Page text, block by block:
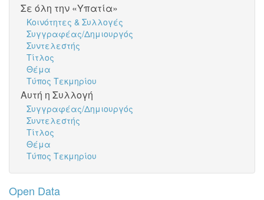
Σε όλη την «Υπατία»
Κοινότητες & Συλλογές
Συγγραφέας/Δημιουργός
Συντελεστής
Τίτλος
Θέμα
Τύπος Τεκμηρίου
Αυτή η Συλλογή
Συγγραφέας/Δημιουργός
Συντελεστής
Τίτλος
Θέμα
Τύπος Τεκμηρίου
Open Data